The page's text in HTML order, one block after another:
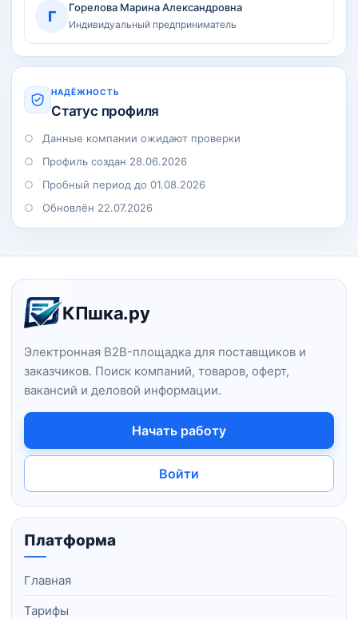
Г
Горелова Марина Александровна
Индивидуальный предприниматель
НАДЁЖНОСТЬ
Статус профиля
Данные компании ожидают проверки
Профиль создан 28.06.2026
Пробный период до 01.08.2026
Обновлён 22.07.2026
Навигация и информация о
КПшка.ру
Электронная B2B-площадка для поставщиков и
заказчиков. Поиск компаний, товаров, оферт,
вакансий и деловой информации.
Начать работу
Войти
Платформа
Главная
Тарифы